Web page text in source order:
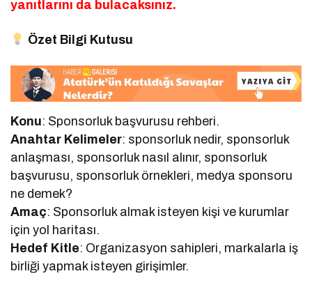
yanıtlarını da bulacaksınız.
Özet Bilgi Kutusu
Konu: Sponsorluk başvurusu rehberi.
Anahtar Kelimeler: sponsorluk nedir, sponsorluk
anlaşması, sponsorluk nasıl alınır, sponsorluk
başvurusu, sponsorluk örnekleri, medya sponsoru
ne demek?
Amaç: Sponsorluk almak isteyen kişi ve kurumlar
için yol haritası.
Hedef Kitle: Organizasyon sahipleri, markalarla iş
birliği yapmak isteyen girişimler.